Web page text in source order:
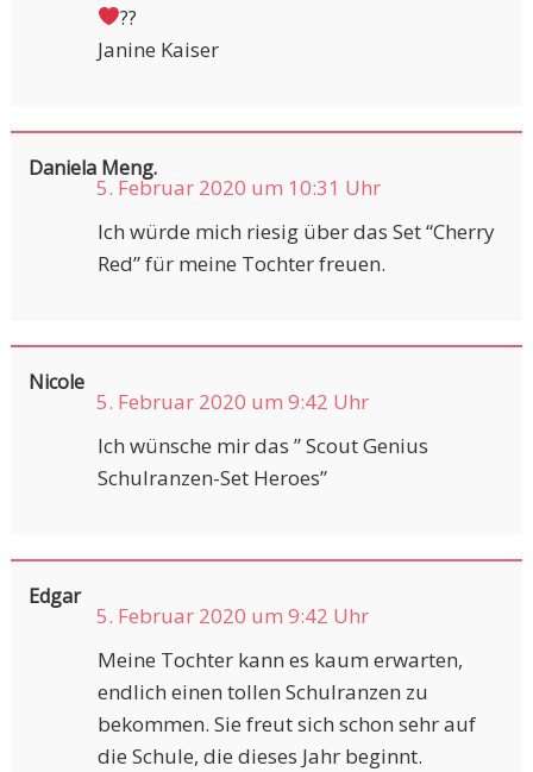
??
Janine Kaiser
Daniela Meng.
5. Februar 2020 um 10:31 Uhr
Ich würde mich riesig über das Set “Cherry
Red” für meine Tochter freuen.
Nicole
5. Februar 2020 um 9:42 Uhr
Ich wünsche mir das ” Scout Genius
Schulranzen-Set Heroes”
Edgar
5. Februar 2020 um 9:42 Uhr
Meine Tochter kann es kaum erwarten,
endlich einen tollen Schulranzen zu
bekommen. Sie freut sich schon sehr auf
die Schule, die dieses Jahr beginnt.